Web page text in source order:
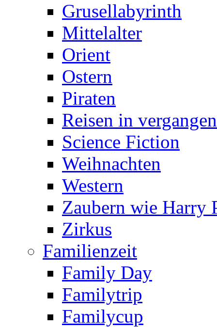
Grusellabyrinth
Mittelalter
Orient
Ostern
Piraten
Reisen in
Science Fiction
Weihnachten
Western
Zaubern wie Harry
Zirkus
Familienzeit
Family Day
Familytrip
Familycup